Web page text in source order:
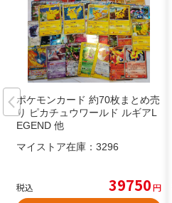
ポケモンカード 約70枚まとめ売
り ピカチュウワールド ルギアL
EGEND 他
マイストア在庫： 3296
税込 39750円